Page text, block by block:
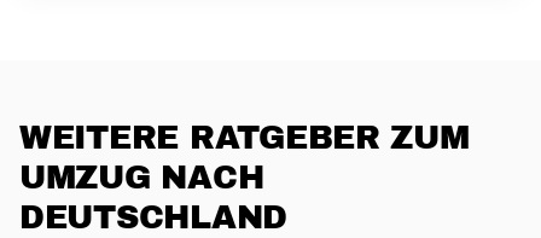
WEITERE RATGEBER ZUM
UMZUG NACH
DEUTSCHLAND